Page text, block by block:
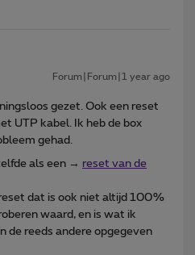
Forum|Forum|1 year ago
gezet. Ook een reset
UTP kabel. Ik heb de box
gehad.
als een → reset van de
dat is ook niet altijd 100%
waard, en is wat ik
de reeds andere opgegeven